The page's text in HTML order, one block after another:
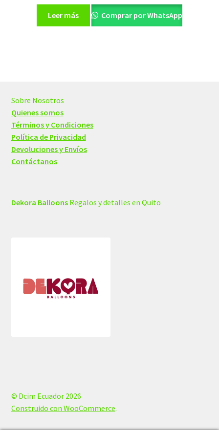
original
era:
actual
es:
Leer más Comprar por WhatsApp
Sobre Nosotros
Quienes somos
Términos y Condiciones
Política de Privacidad
Devoluciones y Envíos
Contáctanos
Dekora BalloonsRegalos y detalles en Quito
© Dcim Ecuador 2026
Construido con WooCommerce.